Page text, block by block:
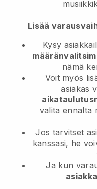
Lisää
Kysy
nämä
Voit myös
asiakas
valita ennalta
Jos tarvitset
kanssasi, he
Ja kun